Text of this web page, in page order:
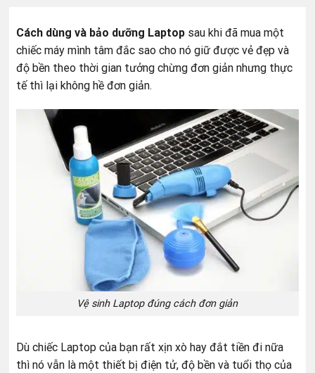
Cách dùng và bảo dưỡng Laptop sau khi đã mua một
chiếc máy mình tâm đắc sao cho nó giữ được vẻ đẹp và
độ bền theo thời gian tưởng chừng đơn giản nhưng thực
tế thì lại không hề đơn giản.
Vệ sinh Laptop đúng cách đơn giản
Dù chiếc Laptop của bạn rất xịn xò hay đắt tiền đi nữa
thì nó vẫn là một thiết bị điện tử, độ bền và tuổi thọ của